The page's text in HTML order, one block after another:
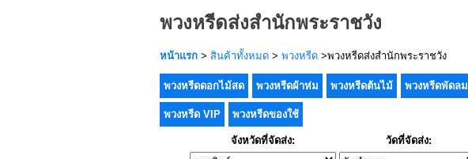
พวงหรีดส่งสำนักพระราชวัง
หน้าแรก > สินค้าทั้งหมด > พวงหรีด >พวงหรีดส่งสำนักพระราชวัง
พวงหรีดดอกไม้สด พวงหรีดผ้าห่ม พวงหรีดต้นไม้ พวงหรีดพัดลม
พวงหรีด VIP พวงหรีดของใช้
จังหวัดที่จัดส่ง: วัดที่จัดส่ง: